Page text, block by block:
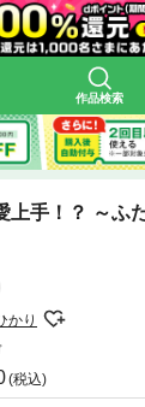
作品検索
上手！？ ～ふ
かり
(税込)